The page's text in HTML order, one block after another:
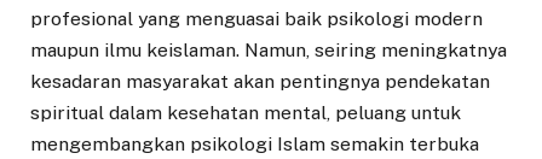
profesional yang menguasai baik psikologi modern
maupun ilmu keislaman. Namun, seiring meningkatnya
kesadaran masyarakat akan pentingnya pendekatan
spiritual dalam kesehatan mental, peluang untuk
mengembangkan psikologi Islam semakin terbuka